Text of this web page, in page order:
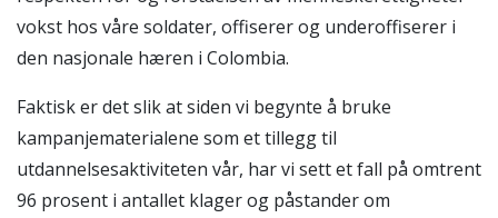
vokst hos våre soldater, offiserer og underoffiserer i
den nasjonale hæren i Colombia.
Faktisk er det slik at siden vi begynte å bruke
kampanjematerialene som et tillegg til
utdannelsesaktiviteten vår, har vi sett et fall på omtrent
96 prosent i antallet klager og påstander om